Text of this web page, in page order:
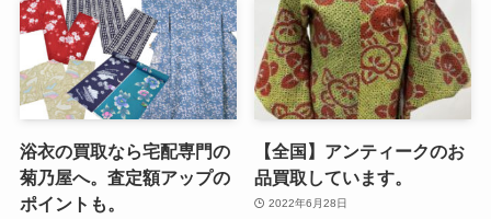
浴衣の買取なら宅配専門の
菊乃屋へ。査定額アップの
ポイントも。
【全国】アンティークのお
品買取しています。
2022年6月28日